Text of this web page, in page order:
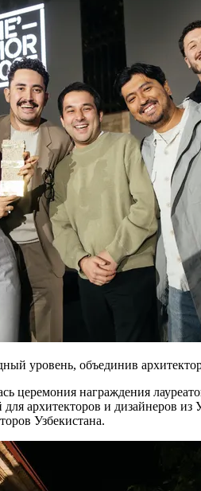
уровень, объединив
церемония награждения
архитекторов и дизайнеров
Узбекистана.